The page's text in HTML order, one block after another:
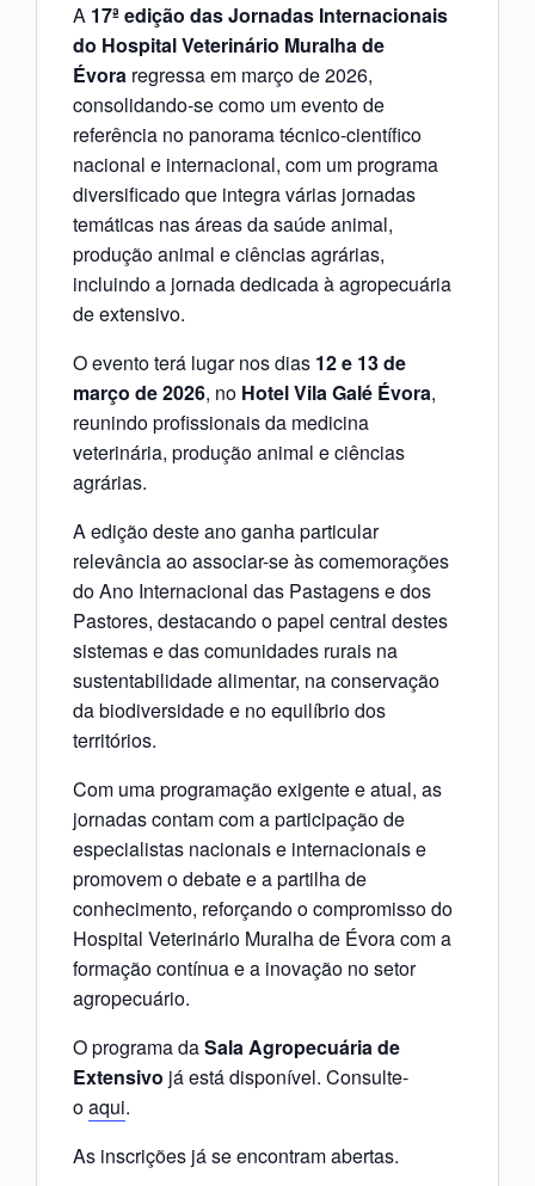
A 17ª edição das Jornadas Internacionais
do Hospital Veterinário Muralha de
Évora regressa em março de 2026,
consolidando-se como um evento de
referência no panorama técnico-científico
nacional e internacional, com um programa
diversificado que integra várias jornadas
temáticas nas áreas da saúde animal,
produção animal e ciências agrárias,
incluindo a jornada dedicada à agropecuária
de extensivo.
O evento terá lugar nos dias 12 e 13 de
março de 2026, no Hotel Vila Galé Évora,
reunindo profissionais da medicina
veterinária, produção animal e ciências
agrárias.
A edição deste ano ganha particular
relevância ao associar-se às comemorações
do Ano Internacional das Pastagens e dos
Pastores, destacando o papel central destes
sistemas e das comunidades rurais na
sustentabilidade alimentar, na conservação
da biodiversidade e no equilíbrio dos
territórios.
Com uma programação exigente e atual, as
jornadas contam com a participação de
especialistas nacionais e internacionais e
promovem o debate e a partilha de
conhecimento, reforçando o compromisso do
Hospital Veterinário Muralha de Évora com a
formação contínua e a inovação no setor
agropecuário.
O programa daSala Agropecuária de
Extensivo já está disponível. Consulte-
oaqui.
As inscrições já se encontram abertas.